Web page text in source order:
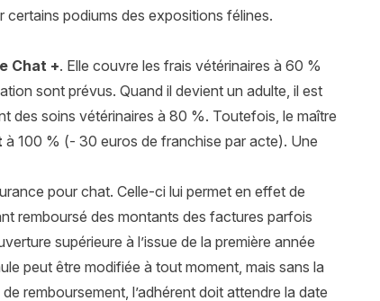
certains podiums des expositions félines.
Chat +. Elle couvre les frais vétérinaires à 60 %
sont prévus. Quand il devient un adulte, il est
des soins vétérinaires à 80 %. Toutefois, le maître
à 100 % (- 30 euros de franchise par acte). Une
pour chat. Celle-ci lui permet en effet de
remboursé des montants des factures parfois
supérieure à l’issue de la première année
peut être modifiée à tout moment, mais sans la
remboursement, l’adhérent doit attendre la date